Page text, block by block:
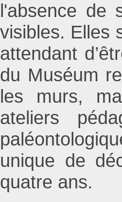
l'absence de
visibles. Elles
attendant
du Muséum
les murs,
ateliers
unique de
quatre ans.